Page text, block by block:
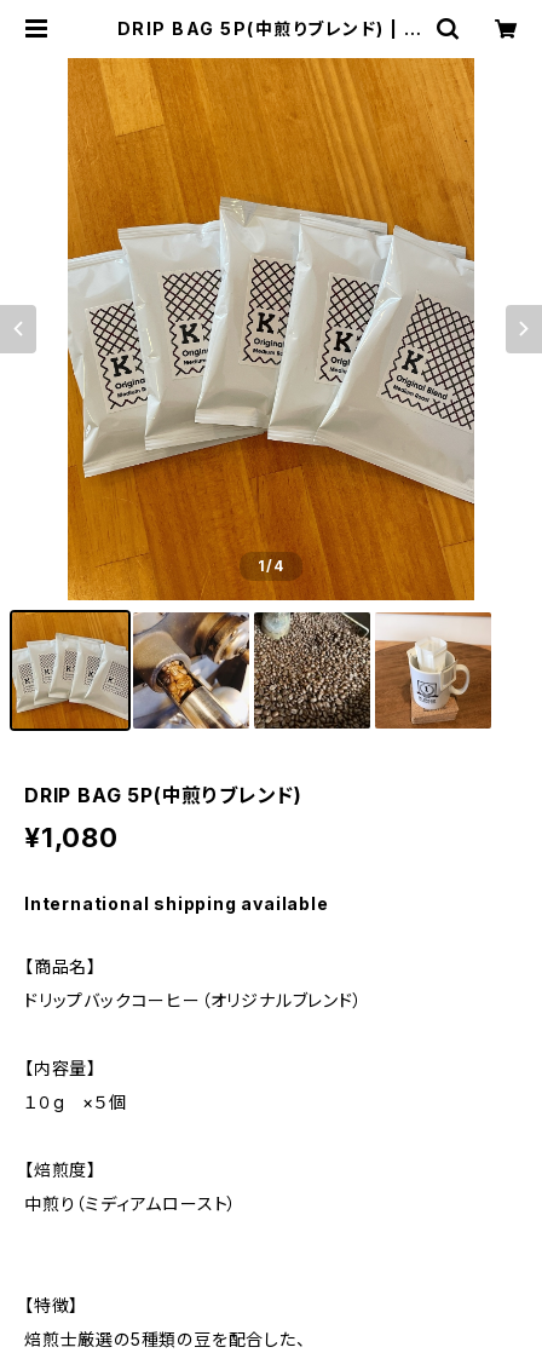
DRIP BAG 5P(中煎りブレンド) | K.
1/4
DRIP BAG 5P(中煎りブレンド)
¥1,080
International shipping available
【商品名】
ドリップバックコーヒー（オリジナルブレンド）
【内容量】
１０g ×５個
【焙煎度】
中煎り（ミディアムロースト）
【特徴】
焙煎士厳選の5種類の豆を配合した、